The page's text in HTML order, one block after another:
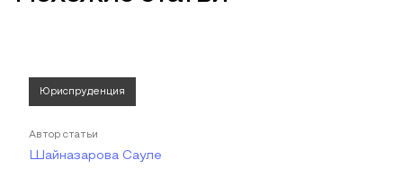
Юриспруденция
Автор статьи
Шайназарова Сауле